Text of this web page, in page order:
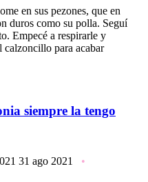
en sus pezones, que en
duros como su polla. Seguí
Empecé a respirarle y
calzoncillo para acabar
siempre la tengo
31 ago 2021